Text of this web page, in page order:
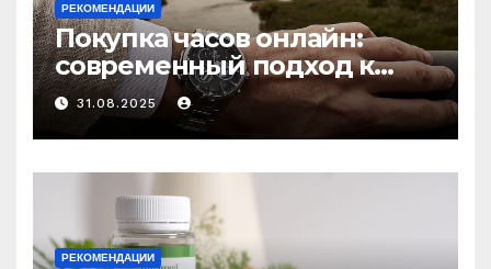
РЕКОМЕНДАЦИИ
Покупка часов онлайн:
современный подход к
выбору аксессуаров
31.08.2025
РЕКОМЕНДАЦИИ